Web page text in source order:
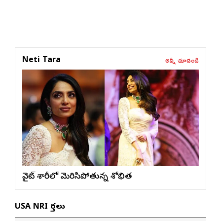
Neti Tara అన్నీ చూడండి
వైట్ శారీలో మెరిసిపోతున్న శోభిత
USA NRI వార్తలు